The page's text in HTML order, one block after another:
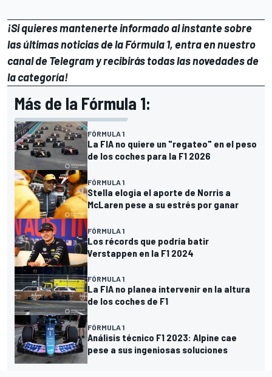
¡Si quieres mantenerte informado al instante sobre
las últimas noticias de la Fórmula 1, entra ennuestro
canal de Telegramy recibirás todas las novedades de
la categoría!
Más de la Fórmula 1:
FÓRMULA 1
La FIA no quiere un "regateo" en el peso
de los coches para la F1 2026
FÓRMULA 1
Stella elogia el aporte de Norris a
McLaren pese a su estrés por ganar
FÓRMULA 1
Los récords que podría batir
Verstappen en la F1 2024
FÓRMULA 1
La FIA no planea intervenir en la altura
de los coches de F1
FÓRMULA 1
Análisis técnico F1 2023: Alpine cae
pese a sus ingeniosas soluciones